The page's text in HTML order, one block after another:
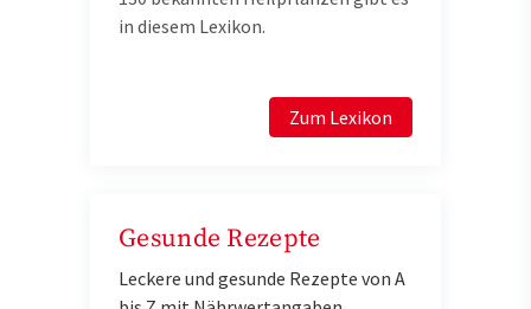
in diesem Lexikon.
Zum Lexikon
Gesunde Rezepte
Leckere und gesunde Rezepte von A